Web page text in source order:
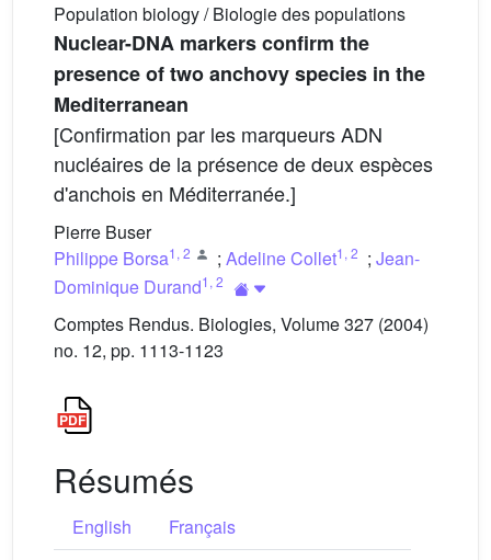
Population biology / Biologie des populations
Nuclear-DNA markers confirm the
presence of two anchovy species in the
Mediterranean
[Confirmation par les marqueurs ADN
nucléaires de la présence de deux espèces
d'anchois en Méditerranée.]
Pierre Buser
Philippe Borsa1 , 2 ; Adeline Collet1 , 2 ; Jean-
Dominique Durand1 , 2
Comptes Rendus. Biologies, Volume 327 (2004)
no. 12, pp. 1113-1123
Résumés
English
Français